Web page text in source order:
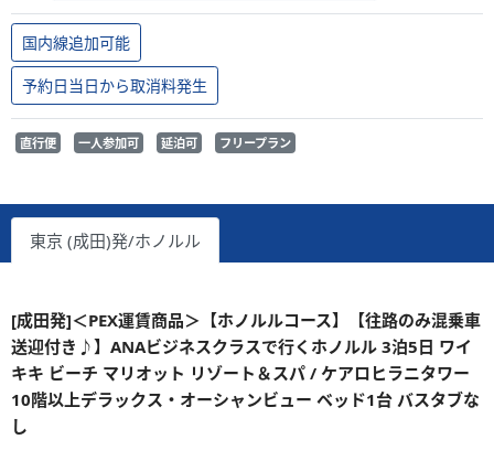
国内線追加可能
予約日当日から取消料発生
直行便 一人参加可 延泊可 フリープラン
東京 (成田)発/ホノルル
[成田発]＜PEX運賃商品＞【ホノルルコース】【往路のみ混乗車
送迎付き♪】ANAビジネスクラスで行くホノルル 3泊5日 ワイ
キキ ビーチ マリオット リゾート＆スパ / ケアロヒラニタワー
10階以上デラックス・オーシャンビュー ベッド1台 バスタブな
し